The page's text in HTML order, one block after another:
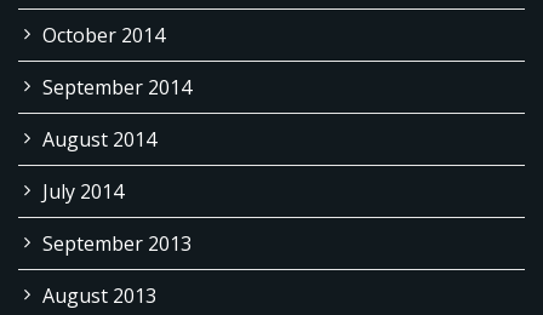
October 2014
September 2014
August 2014
July 2014
September 2013
August 2013